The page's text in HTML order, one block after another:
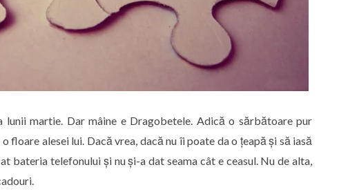
martie. Dar mâine e Dragobetele. Adică o sărbătoare pur
floare alesei lui. Dacă vrea, dacă nu îi poate da o țeapă și să iasă
bateria telefonului și nu și-a dat seama cât e ceasul. Nu de alta,